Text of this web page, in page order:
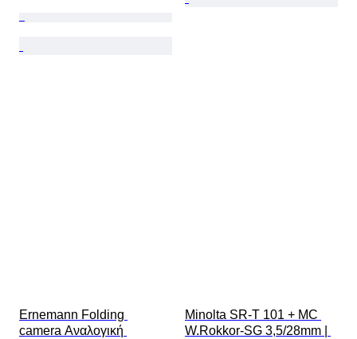
Ernemann Folding
camera Αναλογική
Minolta SR-T 101 + MC
W.Rokkor-SG 3,5/28mm |